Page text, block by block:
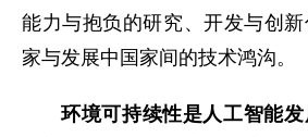
能力与抱负的研究、开发与创
家与发展中国家间的技术鸿沟。
环境可持续性是人工智能发